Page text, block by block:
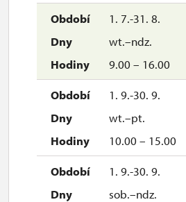
1. 7.-31. 8.
wt.–ndz.
9.00 – 16.00
1. 9.-30. 9.
wt.–pt.
10.00 – 15.00
1. 9.-30. 9.
sob.–ndz.